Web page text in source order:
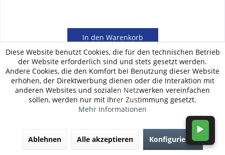
In den Warenkorb
Alle Zeckenschutz gegen Borusseliose Produkte
▶️
Diese Website benutzt Cookies, die für den technischen Betrieb
der Website erforderlich sind und stets gesetzt werden.
Andere Cookies, die den Komfort bei Benutzung dieser Website
erhöhen, der Direktwerbung dienen oder die Interaktion mit
anderen Websites und sozialen Netzwerken vereinfachen
sollen, werden nur mit Ihrer Zustimmung gesetzt.
Mehr Informationen
Ablehnen Alle akzeptieren Konfigurieren